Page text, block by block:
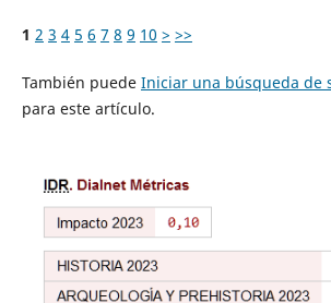
1 2 3 4 5 6 7 8 9 10 > >>
También puede Iniciar una búsqueda de
para este artículo.